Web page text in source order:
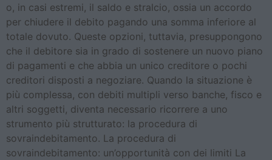
o, in casi estremi, il saldo e stralcio, ossia un accordo
per chiudere il debito pagando una somma inferiore al
totale dovuto. Queste opzioni, tuttavia, presuppongono
che il debitore sia in grado di sostenere un nuovo piano
di pagamenti e che abbia un unico creditore o pochi
creditori disposti a negoziare. Quando la situazione è
più complessa, con debiti multipli verso banche, fisco e
altri soggetti, diventa necessario ricorrere a uno
strumento più strutturato: la procedura di
sovraindebitamento. La procedura di
sovraindebitamento: un’opportunità con dei limiti La